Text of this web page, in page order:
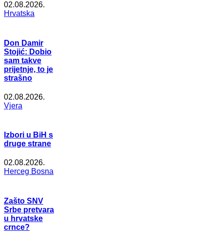
02.08.2026.
Hrvatska
Don Damir
Stojić: Dobio
sam takve
prijetnje, to je
strašno
02.08.2026.
Vjera
Izbori u BiH s
druge strane
02.08.2026.
Herceg Bosna
Zašto SNV
Srbe pretvara
u hrvatske
crnce?